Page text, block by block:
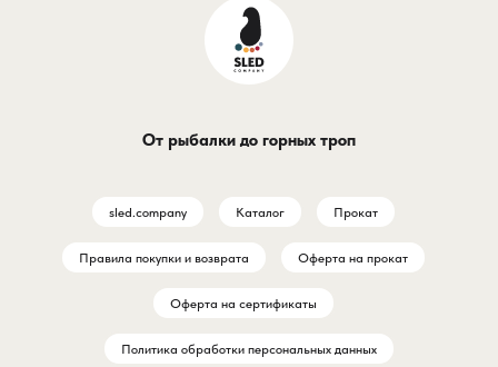
От рыбалки до горных троп
sled.company Каталог Прокат
Правила покупки и возврата Оферта на прокат
Оферта на сертификаты
Политика обработки персональных данных